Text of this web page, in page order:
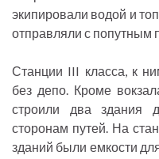
экипировали водой и
отправляли с попутным
Станции III класса, к
без депо. Кроме
строили два здания
сторонам путей. На
зданий были емкости